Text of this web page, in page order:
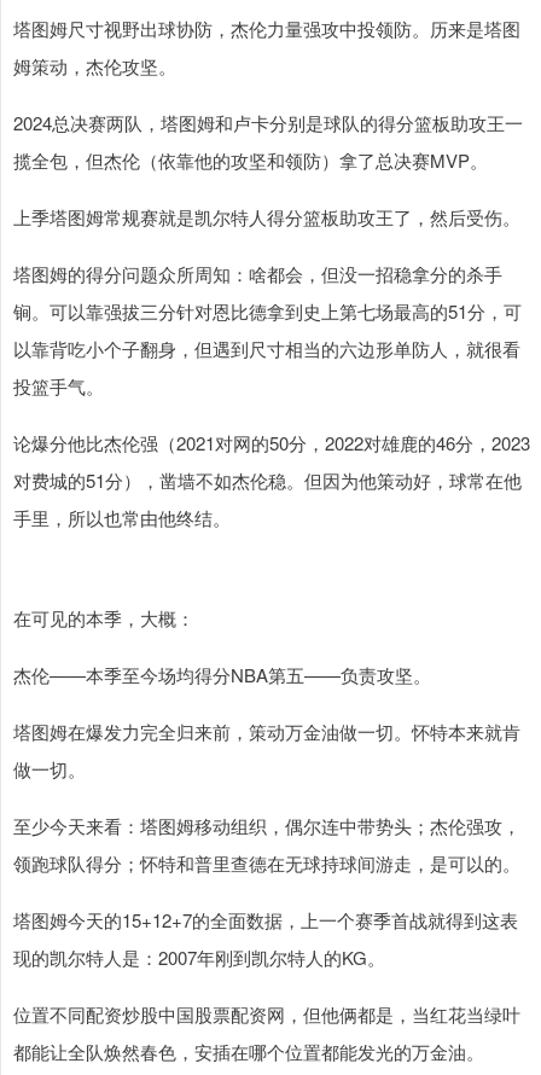
塔图姆尺寸视野出球协防，杰伦力量强攻中投领防。历来是塔图
姆策动，杰伦攻坚。
2024总决赛两队，塔图姆和卢卡分别是球队的得分篮板助攻王一
揽全包，但杰伦（依靠他的攻坚和领防）拿了总决赛MVP。
上季塔图姆常规赛就是凯尔特人得分篮板助攻王了，然后受伤。
塔图姆的得分问题众所周知：啥都会，但没一招稳拿分的杀手
锏。可以靠强拔三分针对恩比德拿到史上第七场最高的51分，可
以靠背吃小个子翻身，但遇到尺寸相当的六边形单防人，就很看
投篮手气。
论爆分他比杰伦强（2021对网的50分，2022对雄鹿的46分，2023
对费城的51分），凿墙不如杰伦稳。但因为他策动好，球常在他
手里，所以也常由他终结。
在可见的本季，大概：
杰伦——本季至今场均得分NBA第五——负责攻坚。
塔图姆在爆发力完全归来前，策动万金油做一切。怀特本来就肯
做一切。
至少今天来看：塔图姆移动组织，偶尔连中带势头；杰伦强攻，
领跑球队得分；怀特和普里查德在无球持球间游走，是可以的。
塔图姆今天的15+12+7的全面数据，上一个赛季首战就得到这表
现的凯尔特人是：2007年刚到凯尔特人的KG。
位置不同配资炒股中国股票配资网，但他俩都是，当红花当绿叶
都能让全队焕然春色，安插在哪个位置都能发光的万金油。